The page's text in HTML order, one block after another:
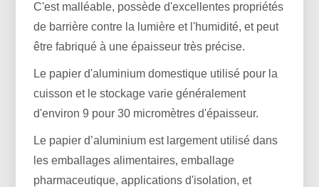
C'est malléable, possède d'excellentes propriétés
de barrière contre la lumière et l'humidité, et peut
être fabriqué à une épaisseur très précise.
Le papier d'aluminium domestique utilisé pour la
cuisson et le stockage varie généralement
d'environ 9 pour 30 micromètres d'épaisseur.
Le papier d’aluminium est largement utilisé dans
les emballages alimentaires, emballage
pharmaceutique, applications d'isolation, et